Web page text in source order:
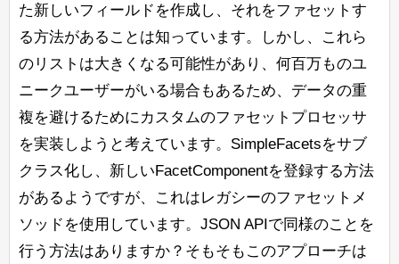
た新しいフィールドを作成し、それをファセットす
る方法があることは知っています。しかし、これら
のリストは大きくなる可能性があり、何百万ものユ
ニークユーザーがいる場合もあるため、データの重
複を避けるためにカスタムのファセットプロセッサ
を実装しようと考えています。SimpleFacetsをサブ
クラス化し、新しいFacetComponentを登録する方法
があるようですが、これはレガシーのファセットメ
ソッドを使用しています。JSON APIで同様のことを
行う方法はありますか？そもそもこのアプローチは